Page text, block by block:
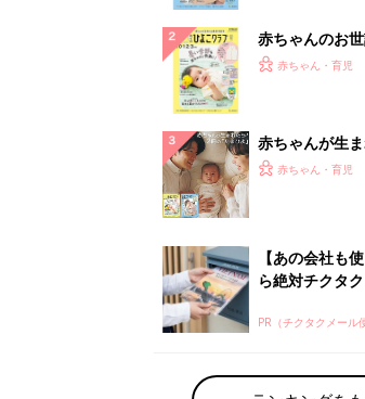
ランキングを
赤ちゃん・育児の人